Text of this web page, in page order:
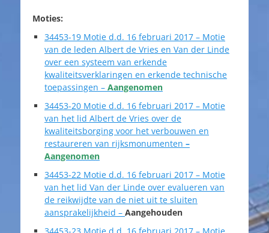
Moties:
34453-19 Motie d.d. 16 februari 2017 – Motie
van de leden Albert de Vries en Van der Linde
over een systeem van erkende
kwaliteitsverklaringen en erkende technische
toepassingen – Aangenomen
34453-20 Motie d.d. 16 februari 2017 – Motie
van het lid Albert de Vries over de
kwaliteitsborging voor het verbouwen en
restaureren van rijksmonumenten –
Aangenomen
34453-22 Motie d.d. 16 februari 2017 – Motie
van het lid Van der Linde over evalueren van
de reikwijdte van de niet uit te sluiten
aansprakelijkheid – Aangehouden
34453-23 Motie d.d. 16 februari 2017 – Motie